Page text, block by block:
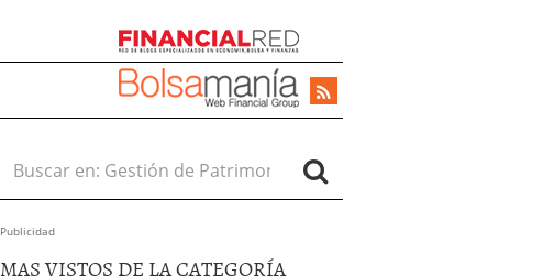
Buscar en:
Publicidad
MAS VISTOS DE LA CATEGORÍA